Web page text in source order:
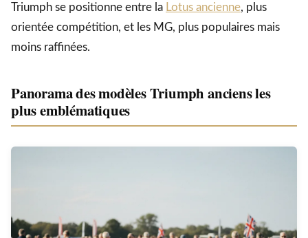
Triumph se positionne entre la Lotus ancienne, plus
orientée compétition, et les MG, plus populaires mais
moins raffinées.
Panorama des modèles Triumph anciens les
plus emblématiques